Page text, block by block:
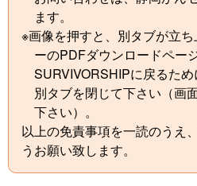
ます。
※画像を押すと、別タブが立
ーのPDFダウンロードペー
SURVIVORSHIPに戻るた
別タブを閉じて下さい（画
下さい）。
以上の免責事項を一読のうえ
うお願い致します。